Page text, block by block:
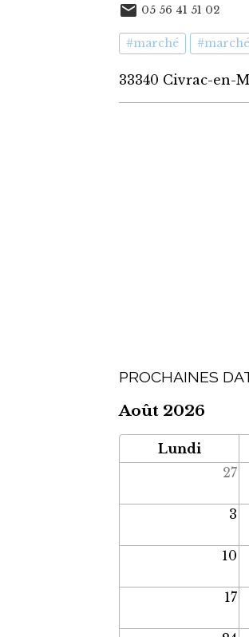
05 56 41 51 02
#marché
33340 Civrac-en-
PROCHAINES
Août 2026
Lundi
27
3
10
17